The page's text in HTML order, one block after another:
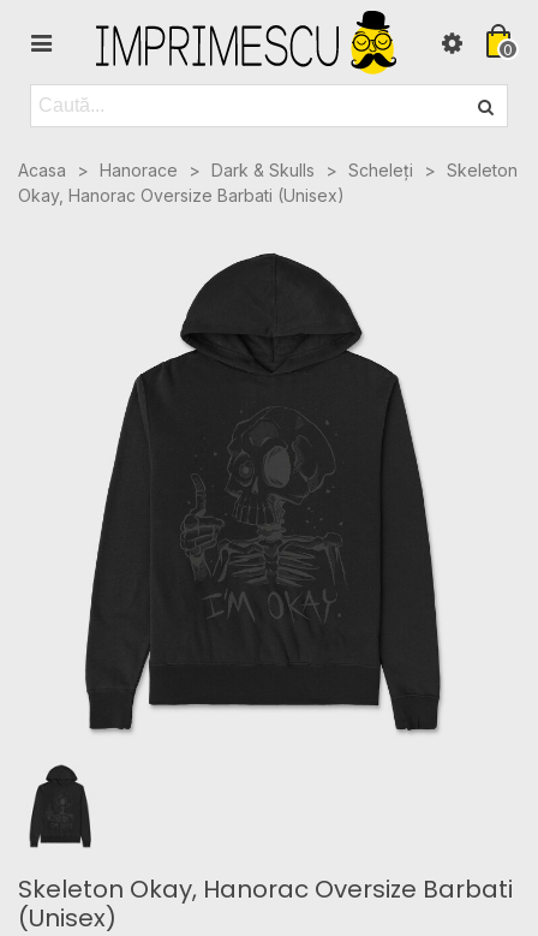
0
Acasa > Hanorace > Dark & Skulls > Scheleți > Skeleton
Okay, Hanorac Oversize Barbati (Unisex)
Skeleton Okay, Hanorac Oversize Barbati
(Unisex)